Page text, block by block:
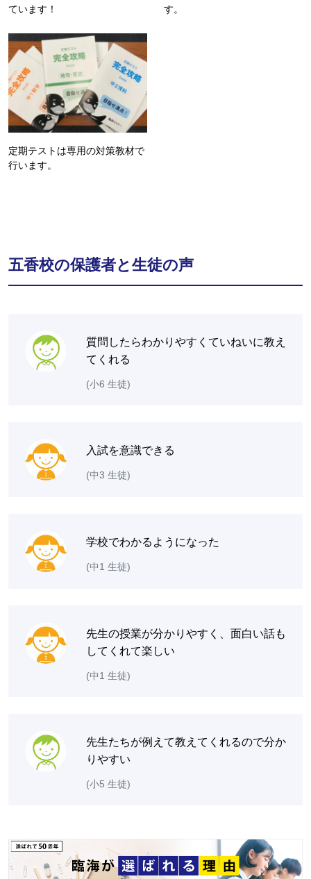
ています！
す。
定期テストは専用の対策教材で
行います。
五香校の保護者と生徒の声
質問したらわかりやすくていねいに教え
てくれる
(小6 生徒)
入試を意識できる
(中3 生徒)
学校でわかるようになった
(中1 生徒)
先生の授業が分かりやすく、面白い話も
してくれて楽しい
(中1 生徒)
先生たちが例えて教えてくれるので分か
りやすい
(小5 生徒)